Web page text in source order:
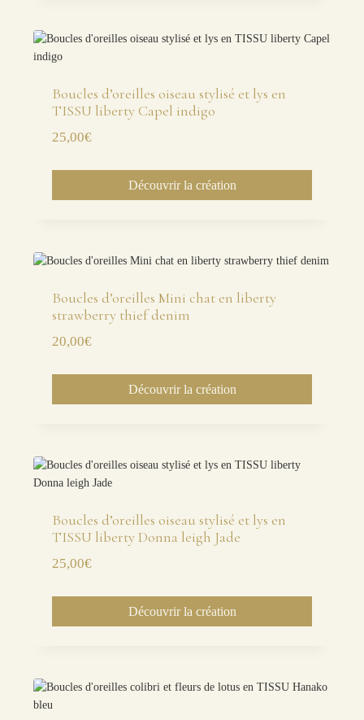
Boucles d’oreilles oiseau stylisé et lys en
TISSU liberty Capel indigo
25,00€
Découvrir la création
Boucles d’oreilles Mini chat en liberty
strawberry thief denim
20,00€
Découvrir la création
Boucles d’oreilles oiseau stylisé et lys en
TISSU liberty Donna leigh Jade
25,00€
Découvrir la création